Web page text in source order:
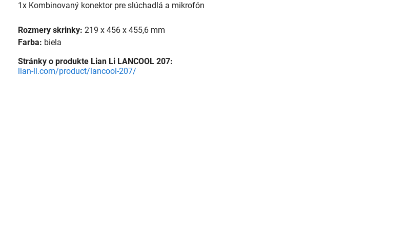
1x Kombinovaný konektor pre slúchadlá a mikrofón
Rozmery skrinky: 219 x 456 x 455,6 mm
Farba: biela
Stránky o produkte Lian Li LANCOOL 207:
lian-li.com/product/lancool-207/